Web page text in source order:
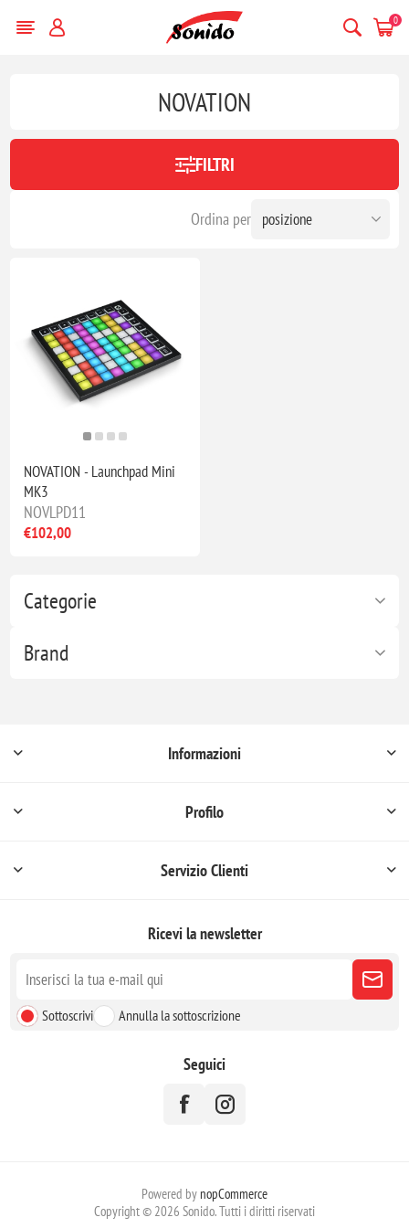
0
Categorie
Brand
NOVATION
FILTRI
Ordina per
NOVATION - Launchpad Mini
MK3
NOVLPD11
€102,00
Informazioni
Profilo
Servizio Clienti
Ricevi la newsletter
Sottoscrivi Annulla la sottoscrizione
Seguici
Powered by nopCommerce
Copyright © 2026 Sonido. Tutti i diritti riservati